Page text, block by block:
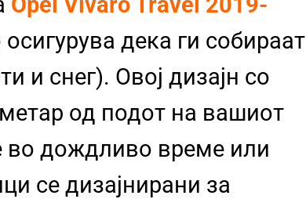
дека ги собираат
и снег). Овој дизајн со
од подот на вашиот
во дождливо време или
се дизајнирани за